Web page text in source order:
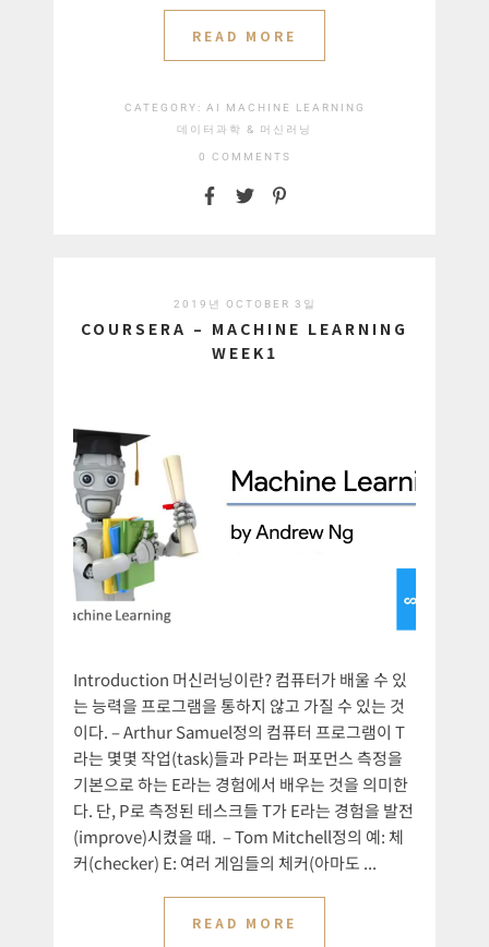
READ MORE
CATEGORY: AI
MACHINE LEARNING
데이터과학 & 머신러닝
0 COMMENTS
2019년 OCTOBER 3일
COURSERA – MACHINE LEARNING
WEEK1
Introduction 머신러닝이란? 컴퓨터가 배울 수 있
는 능력을 프로그램을 통하지 않고 가질 수 있는 것
이다. – Arthur Samuel정의 컴퓨터 프로그램이 T
라는 몇몇 작업(task)들과 P라는 퍼포먼스 측정을
기본으로 하는 E라는 경험에서 배우는 것을 의미한
다. 단, P로 측정된 테스크들 T가 E라는 경험을 발전
(improve)시켰을 때. – Tom Mitchell정의 예: 체
커(checker) E: 여러 게임들의 체커(아마도 ...
READ MORE